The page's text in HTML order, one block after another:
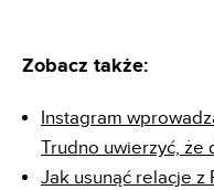
Zobacz także:
Instagram
Trudno uwierzyć, że
Jak usunąć relacje z